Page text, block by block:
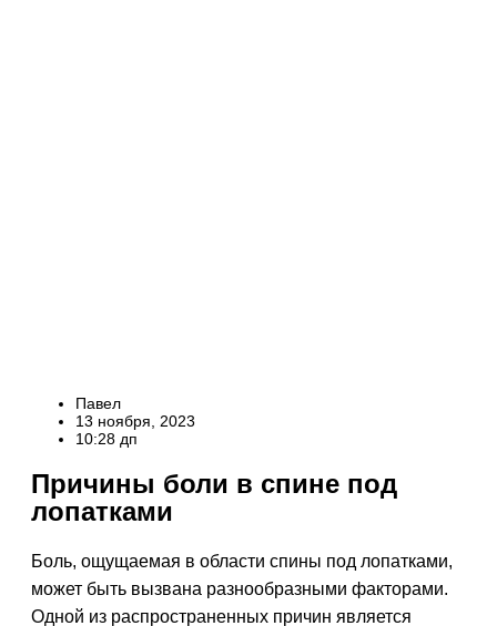
Павел
13 ноября, 2023
10:28 дп
Причины боли в спине под
лопатками
Боль, ощущаемая в области спины под лопатками,
может быть вызвана разнообразными факторами.
Одной из распространенных причин является